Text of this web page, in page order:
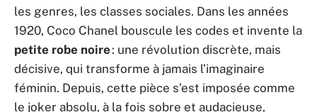
les genres, les classes sociales. Dans les années
1920, Coco Chanel bouscule les codes et invente la
petite robe noire : une révolution discrète, mais
décisive, qui transforme à jamais l’imaginaire
féminin. Depuis, cette pièce s’est imposée comme
le joker absolu, à la fois sobre et audacieuse,